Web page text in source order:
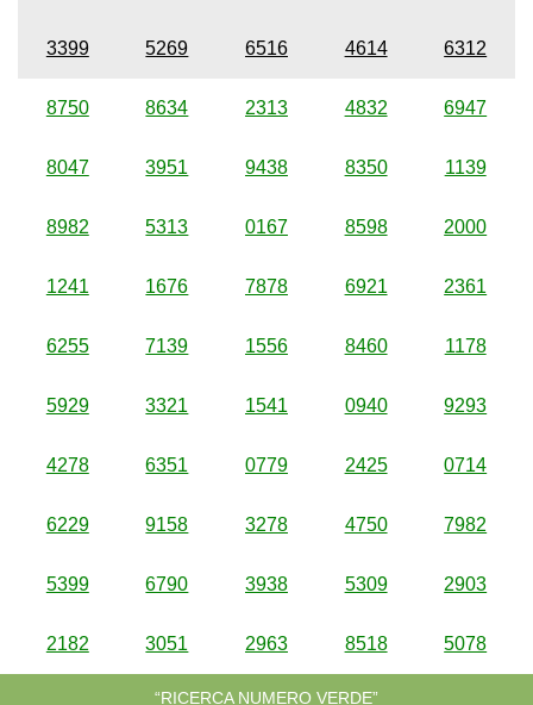
3399 5269 6516 4614 6312
8750 8634 2313 4832 6947
8047 3951 9438 8350 1139
8982 5313 0167 8598 2000
1241 1676 7878 6921 2361
6255 7139 1556 8460 1178
5929 3321 1541 0940 9293
4278 6351 0779 2425 0714
6229 9158 3278 4750 7982
5399 6790 3938 5309 2903
2182 3051 2963 8518 5078
“RICERCA NUMERO VERDE”